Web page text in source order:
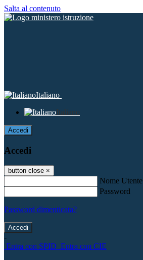
Salta al contenuto
Italiano
Italiano
Accedi
Accedi
button close ×
Nome Utente
Password
Password dimenticata?
-
Entra con SPID Entra con CIE